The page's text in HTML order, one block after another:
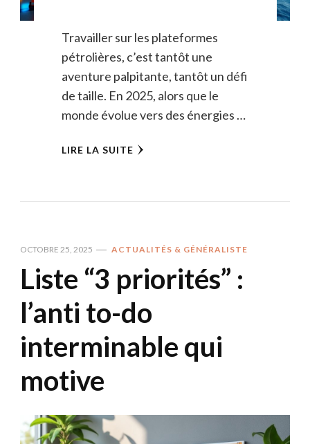
Travailler sur les plateformes
pétrolières, c’est tantôt une
aventure palpitante, tantôt un défi
de taille. En 2025, alors que le
monde évolue vers des énergies …
LIRE LA SUITE
OCTOBRE 25, 2025 ACTUALITÉS & GÉNÉRALISTE
Liste “3 priorités” :
l’anti to-do
interminable qui
motive